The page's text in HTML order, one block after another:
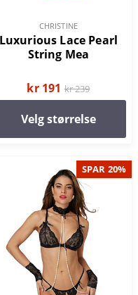
CHRISTINE
Luxurious Lace Pearl
String Mea
kr 191 kr 239
Velg størrelse
SPAR 20%